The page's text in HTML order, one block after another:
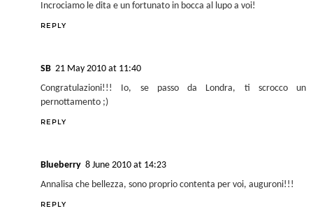
Incrociamo le dita e un fortunato in bocca al lupo a voi!
REPLY
SB 21 May 2010 at 11:40
Congratulazioni!!! Io, se passo da Londra, ti scrocco un
pernottamento ;)
REPLY
Blueberry 8 June 2010 at 14:23
Annalisa che bellezza, sono proprio contenta per voi, auguroni!!!
REPLY